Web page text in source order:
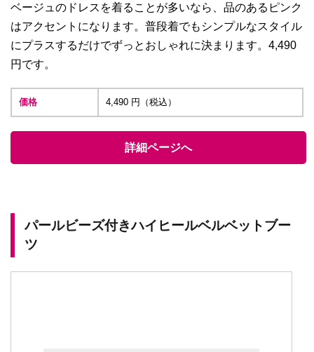
ベージュのドレスを着ることが多いなら、品のあるピンク
はアクセントになります。普段着でもシンプルなスタイル
にプラスするだけでずっとおしゃれに決まります。4,490
円です。
価格 4,490 円（税込）
詳細ページへ
パールビーズ付きハイヒールベルベットブー
ツ